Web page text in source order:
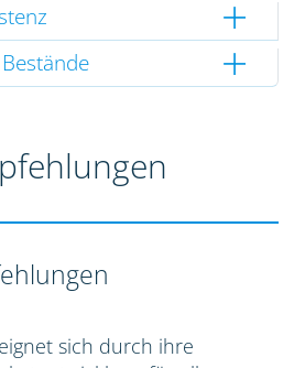
eignet sich durch ihre